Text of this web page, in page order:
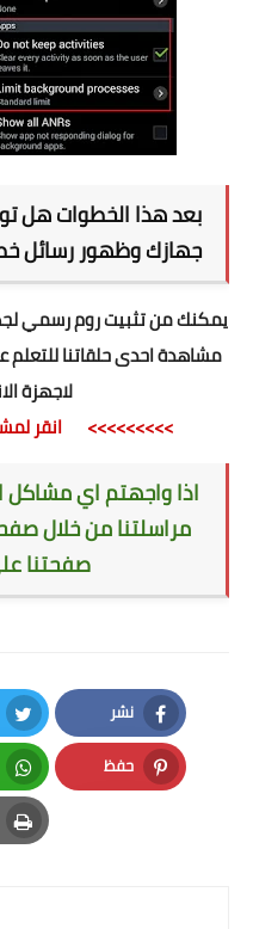
بعد هذا الخطوات هل
جهازك وظهور رسائل
يمكنك من تثبيت روم رسمي
مشاهدة احدى حلقاتنا
لاجهزة
>>>>>>>>> انقر
اذا واجهتم اي
مراسلتنا من خلال
صفحتنا
نشر
Facebook
حفظ
Pinterest